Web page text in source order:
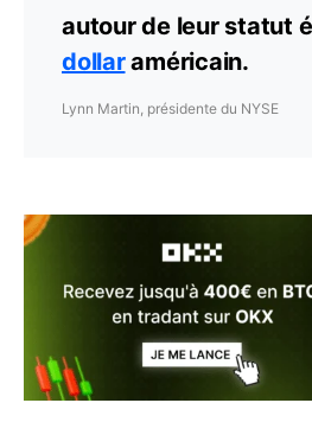
autour de leur statut
dollaraméricain.
Lynn Martin, présidente du NYSE